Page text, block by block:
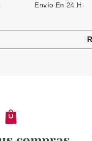
Envío En 24 H